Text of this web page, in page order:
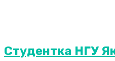
Студентка НГУ